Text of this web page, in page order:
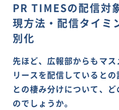
PR TIMESの配信対
現方法・配信タイミ
別化
先ほど、広報部からもマ
リースを配信していると
との棲み分けについて、
のでしょうか。